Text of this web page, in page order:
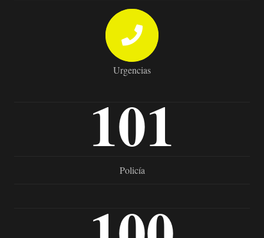
Urgencias
101
Policía